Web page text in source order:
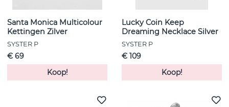
Santa Monica Multicolour
Kettingen Zilver
SYSTER P
€ 69
Koop!
Lucky Coin Keep
Dreaming Necklace Silver
SYSTER P
€ 109
Koop!